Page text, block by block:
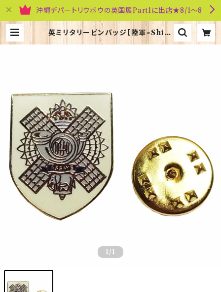
沖縄デパートリウボウの英国展Part1に出店★8/1～8
英ミリタリーピンバッジ【陸軍=Shiel
d Highland Light Infantry】Tr
1 /1